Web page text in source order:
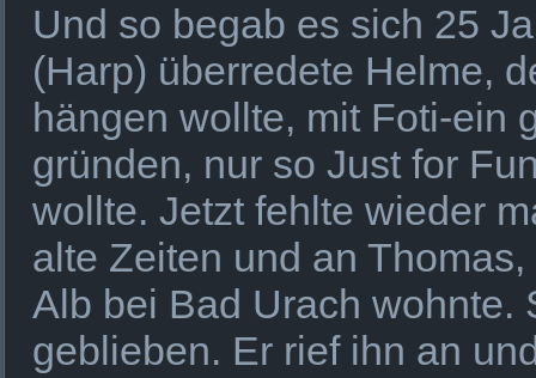
Und so begab es sich 25
(Harp) überredete Helme,
hängen wollte, mit Foti-ein
gründen, nur so Just for
wollte. Jetzt fehlte wieder
alte Zeiten und an
Alb bei Bad Urach wohnte.
geblieben. Er rief ihn an